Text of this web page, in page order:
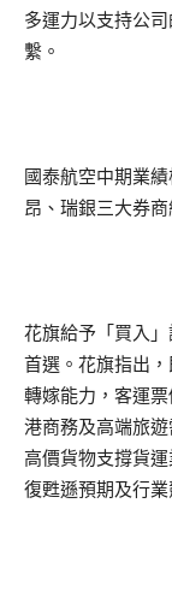
多運力以支持公
繫。
國泰航空中期業
昂、瑞銀三大券
花旗給予「買入
首選。花旗指出
轉嫁能力，客運
港商務及高端旅
高價貨物支撐貨
復甦遜預期及行